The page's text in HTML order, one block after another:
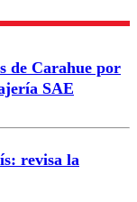
comentario
de Carahue por
SAE
revisa la